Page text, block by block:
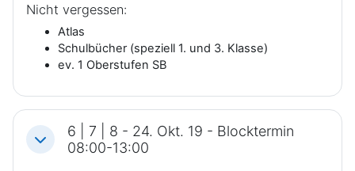
Nicht vergessen:
Atlas
Schulbücher (speziell 1. und 3. Klasse)
ev. 1 Oberstufen SB
Einklappen
6 | 7 | 8 - 24. Okt. 19 - Blocktermin
08:00-13:00